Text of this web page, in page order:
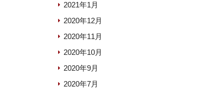
2021年1月
2020年12月
2020年11月
2020年10月
2020年9月
2020年7月